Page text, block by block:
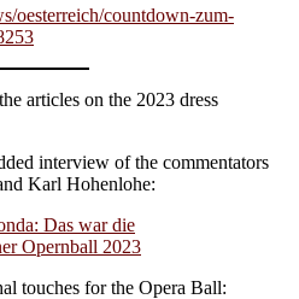
oesterreich/countdown-zum-
articles on the 2023 dress
interview of the commentators
Karl Hohenlohe:
Das war die
Opernball 2023
touches for the Opera Ball: